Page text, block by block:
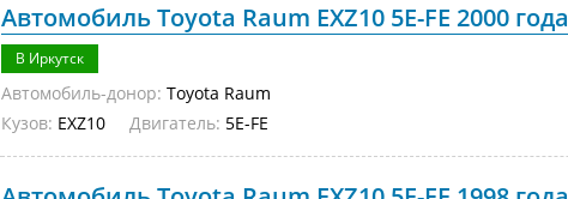
Автомобиль Toyota Raum EXZ10 5E-FE 2000 года
В Иркутск
Автомобиль-донор: Toyota Raum
Кузов: EXZ10 Двигатель: 5E-FE